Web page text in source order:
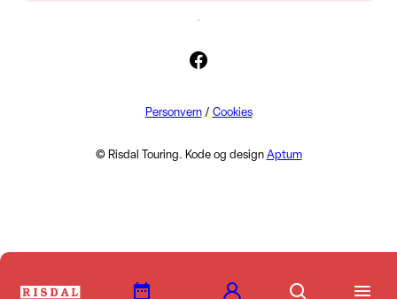
Facebook
Personvern/ Cookies
© Risdal Touring. Kode og design Aptum